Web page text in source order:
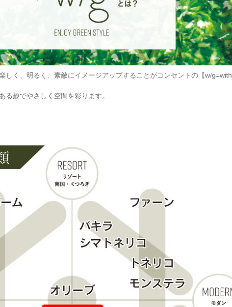
しく、明るく、素敵にイメージアップすることがコンセントの【w/g=with
る趣でやさしく空間を彩ります。